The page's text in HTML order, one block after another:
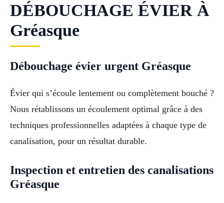
DÉBOUCHAGE ÉVIER À
Gréasque
Débouchage évier urgent Gréasque
Évier qui s’écoule lentement ou complètement bouché ?
Nous rétablissons un écoulement optimal grâce à des
techniques professionnelles adaptées à chaque type de
canalisation, pour un résultat durable.
Inspection et entretien des canalisations
Gréasque